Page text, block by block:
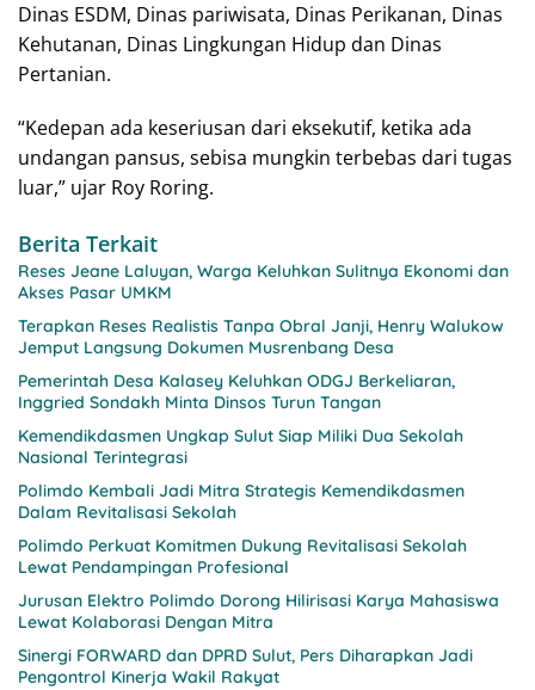
Dinas ESDM, Dinas pariwisata, Dinas Perikanan, Dinas
Kehutanan, Dinas Lingkungan Hidup dan Dinas
Pertanian.
“Kedepan ada keseriusan dari eksekutif, ketika ada
undangan pansus, sebisa mungkin terbebas dari tugas
luar,” ujar Roy Roring.
Berita Terkait
Reses Jeane Laluyan, Warga Keluhkan Sulitnya Ekonomi dan
Akses Pasar UMKM
Terapkan Reses Realistis Tanpa Obral Janji, Henry Walukow
Jemput Langsung Dokumen Musrenbang Desa
Pemerintah Desa Kalasey Keluhkan ODGJ Berkeliaran,
Inggried Sondakh Minta Dinsos Turun Tangan
Kemendikdasmen Ungkap Sulut Siap Miliki Dua Sekolah
Nasional Terintegrasi
Polimdo Kembali Jadi Mitra Strategis Kemendikdasmen
Dalam Revitalisasi Sekolah
Polimdo Perkuat Komitmen Dukung Revitalisasi Sekolah
Lewat Pendampingan Profesional
Jurusan Elektro Polimdo Dorong Hilirisasi Karya Mahasiswa
Lewat Kolaborasi Dengan Mitra
Sinergi FORWARD dan DPRD Sulut, Pers Diharapkan Jadi
Pengontrol Kinerja Wakil Rakyat